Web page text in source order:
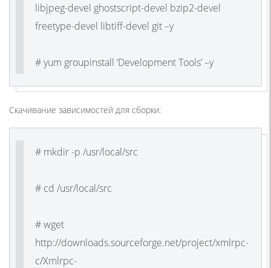
libjpeg-devel ghostscript-devel bzip2-devel
freetype-devel libtiff-devel git –y
# yum groupinstall ‘Development Tools’ –y
Скачивание зависимостей для сборки:
# mkdir -p /usr/local/src
# cd /usr/local/src
# wget
http://downloads.sourceforge.net/project/xmlrpc-
c/Xmlrpc-